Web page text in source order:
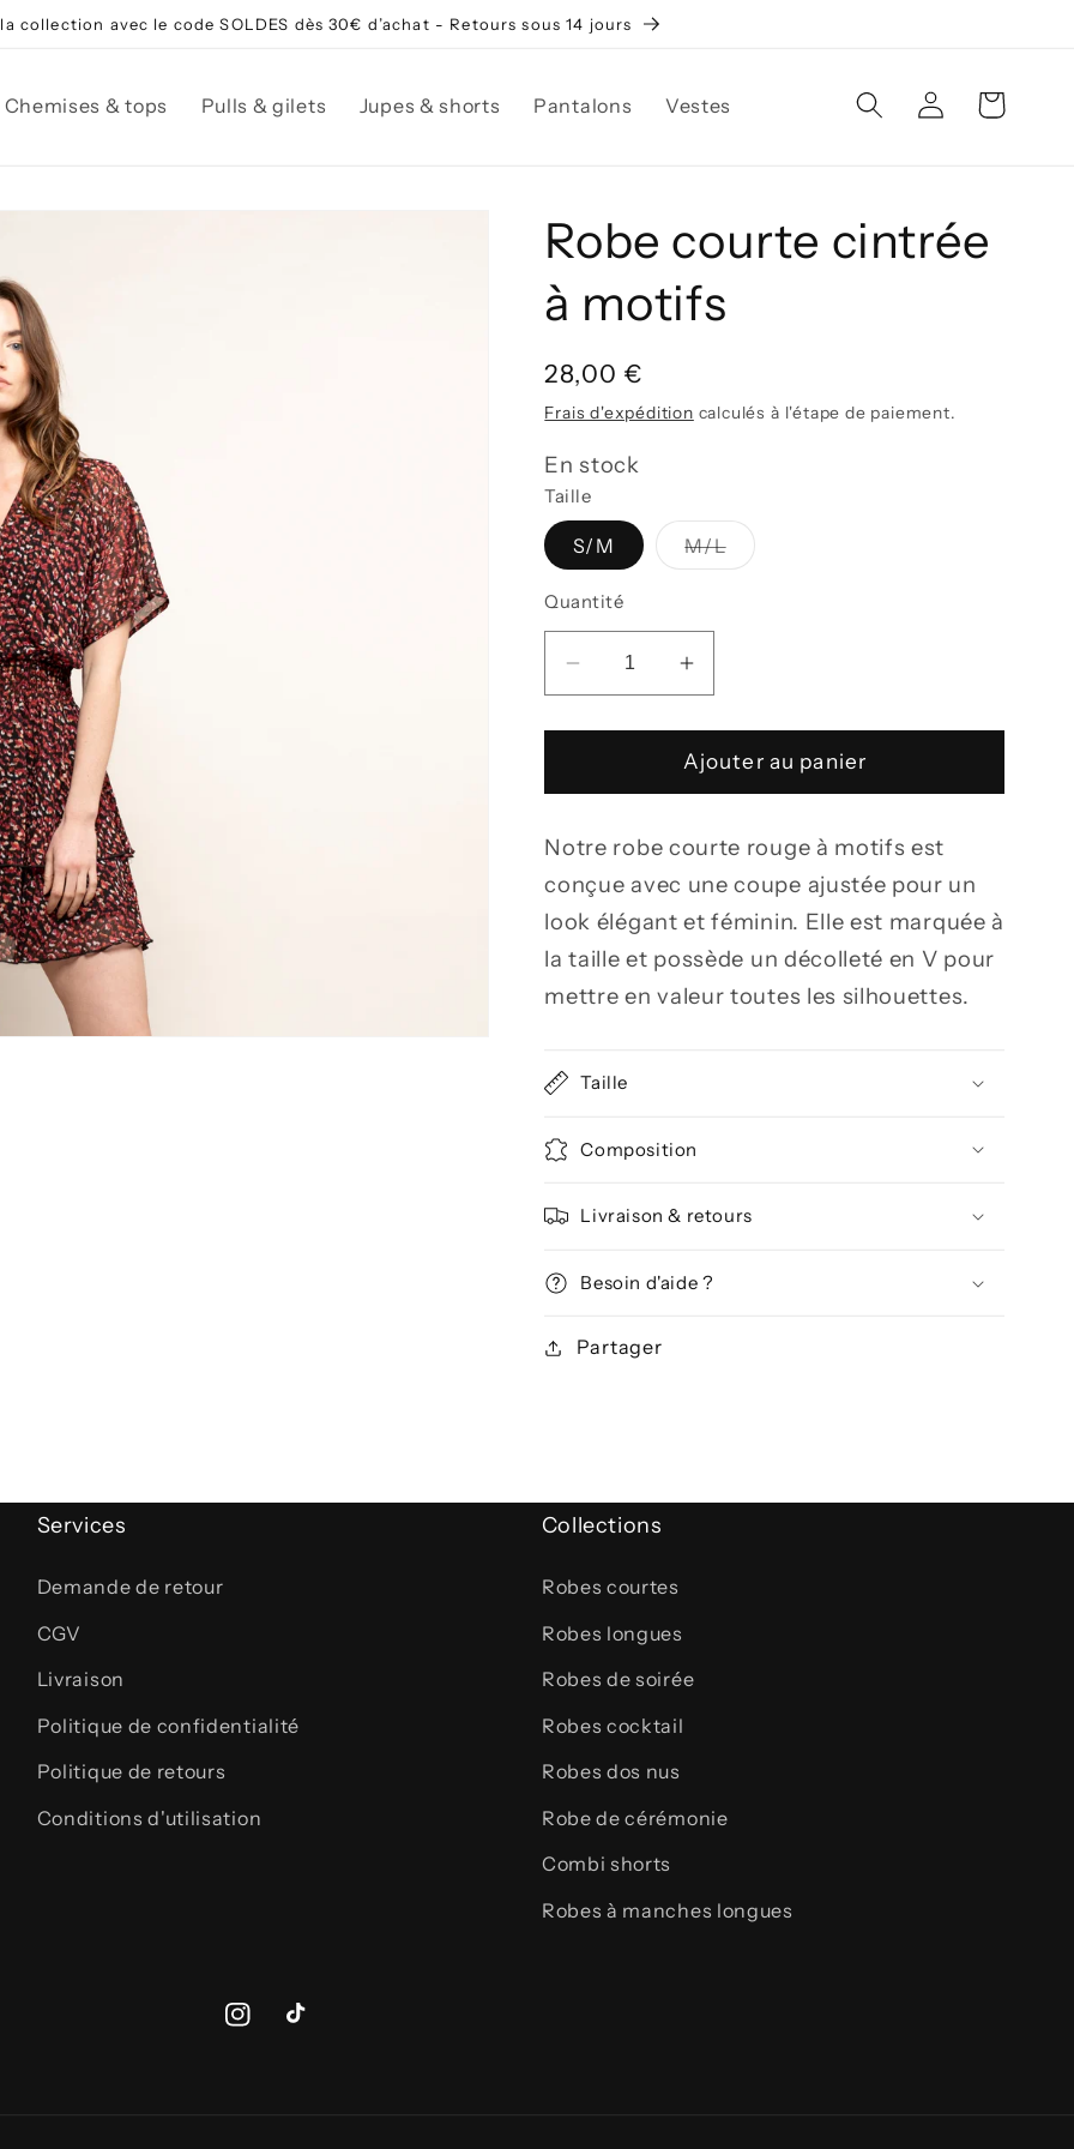
collection avec le code SOLDES dès 30€ d’achat - Retours sous 14 jours
Chemises & tops Pulls & gilets Jupes & shorts Pantalons Vestes ConnexionPanier
Robe courte cintrée
à motifs
Prix
habituel
28,00 €
Frais d'expédition calculés à l'étape de paiement.
En stock
Taille
S/M M/LVariante
épuisée
Quantité
Réduire
la
quantité
Robe
cintrée
à
motifs
Augmenter
la
quantité
de
Robe
cintrée
à
Ajouter au panier
Notre robe courte rouge à motifs est
conçue avec une coupe ajustée pour un
look élégant et féminin. Elle est marquée à
la taille et possède un décolleté en V pour
mettre en valeur toutes les silhouettes.
Taille
Composition
Livraison & retours
Besoin d'aide ?
Partager
Services
Demande de retour
CGV
Livraison
Politique de confidentialité
Politique de retours
Conditions d'utilisation
Collections
Robes courtes
Robes longues
Robes de soirée
Robes cocktail
Robes dos nus
Robe de cérémonie
Combi shorts
Robes à manches longues
InstagramTikTok